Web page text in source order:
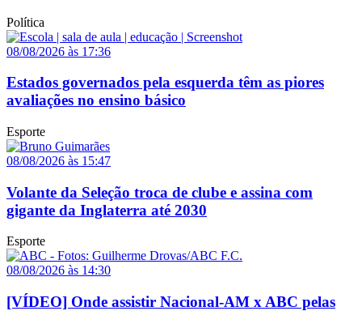
Política
08/08/2026 às 17:36
Estados governados pela esquerda têm as piores
avaliações no ensino básico
Esporte
08/08/2026 às 15:47
Volante da Seleção troca de clube e assina com
gigante da Inglaterra até 2030
Esporte
08/08/2026 às 14:30
[VÍDEO] Onde assistir Nacional-AM x ABC pelas